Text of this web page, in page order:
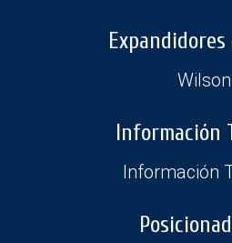
Expandidores
Wilson
Información
Información